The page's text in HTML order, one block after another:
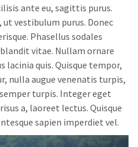
ante eu, sagittis purus.
vestibulum purus. Donec
Phasellus sodales
vitae. Nullam ornare
quis. Quisque tempor,
nulla augue venenatis turpis,
turpis. Integer eget
a, laoreet lectus. Quisque
sapien imperdiet vel.